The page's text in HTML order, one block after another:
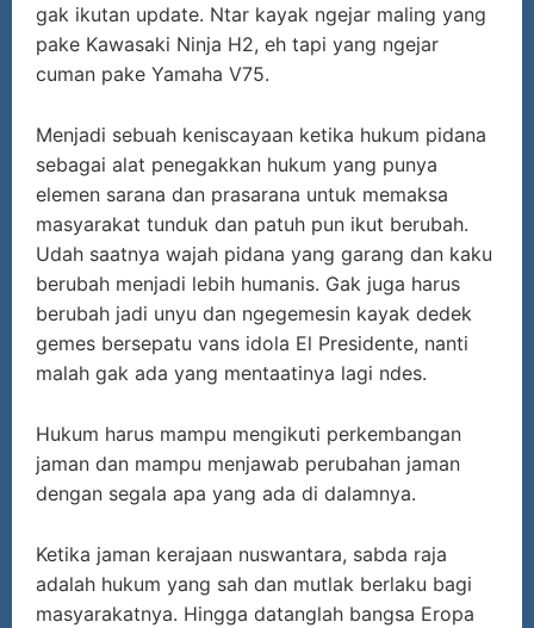
gak ikutan update. Ntar kayak ngejar maling yang
pake Kawasaki Ninja H2, eh tapi yang ngejar
cuman pake Yamaha V75.
Menjadi sebuah keniscayaan ketika hukum pidana
sebagai alat penegakkan hukum yang punya
elemen sarana dan prasarana untuk memaksa
masyarakat tunduk dan patuh pun ikut berubah.
Udah saatnya wajah pidana yang garang dan kaku
berubah menjadi lebih humanis. Gak juga harus
berubah jadi unyu dan ngegemesin kayak dedek
gemes bersepatu vans idola El Presidente, nanti
malah gak ada yang mentaatinya lagi ndes.
Hukum harus mampu mengikuti perkembangan
jaman dan mampu menjawab perubahan jaman
dengan segala apa yang ada di dalamnya.
Ketika jaman kerajaan nuswantara, sabda raja
adalah hukum yang sah dan mutlak berlaku bagi
masyarakatnya. Hingga datanglah bangsa Eropa